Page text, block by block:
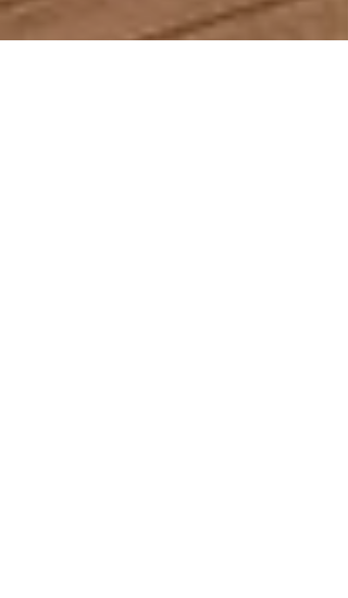
れず。 んじゃあ雲見か・・・あれ？ＳＵＰ禁止に
なってる！・・・ということで今回は岩地で夏休